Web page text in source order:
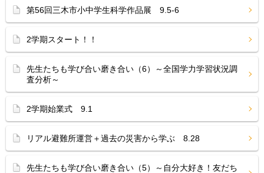
第56回三木市小中学生科学作品展 9.5-6
2学期スタート！！
先生たちも学び合い磨き合い（6）～全国学力学習状況調
査分析～
2学期始業式 9.1
リアル避難所運営＋過去の災害から学ぶ 8.28
先生たちも学び合い磨き合い（5）～自分大好き！友だち